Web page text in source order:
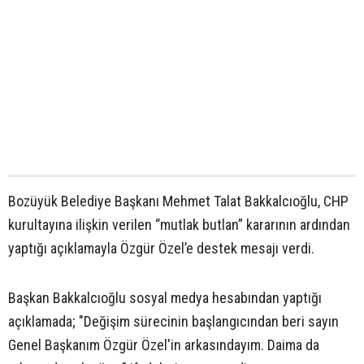
Bozüyük Belediye Başkanı Mehmet Talat Bakkalcıoğlu, CHP
kurultayına ilişkin verilen “mutlak butlan” kararının ardından
yaptığı açıklamayla Özgür Özel’e destek mesajı verdi.
Başkan Bakkalcıoğlu sosyal medya hesabından yaptığı
açıklamada; "Değişim sürecinin başlangıcından beri sayın
Genel Başkanım Özgür Özel'in arkasındayım. Daima da